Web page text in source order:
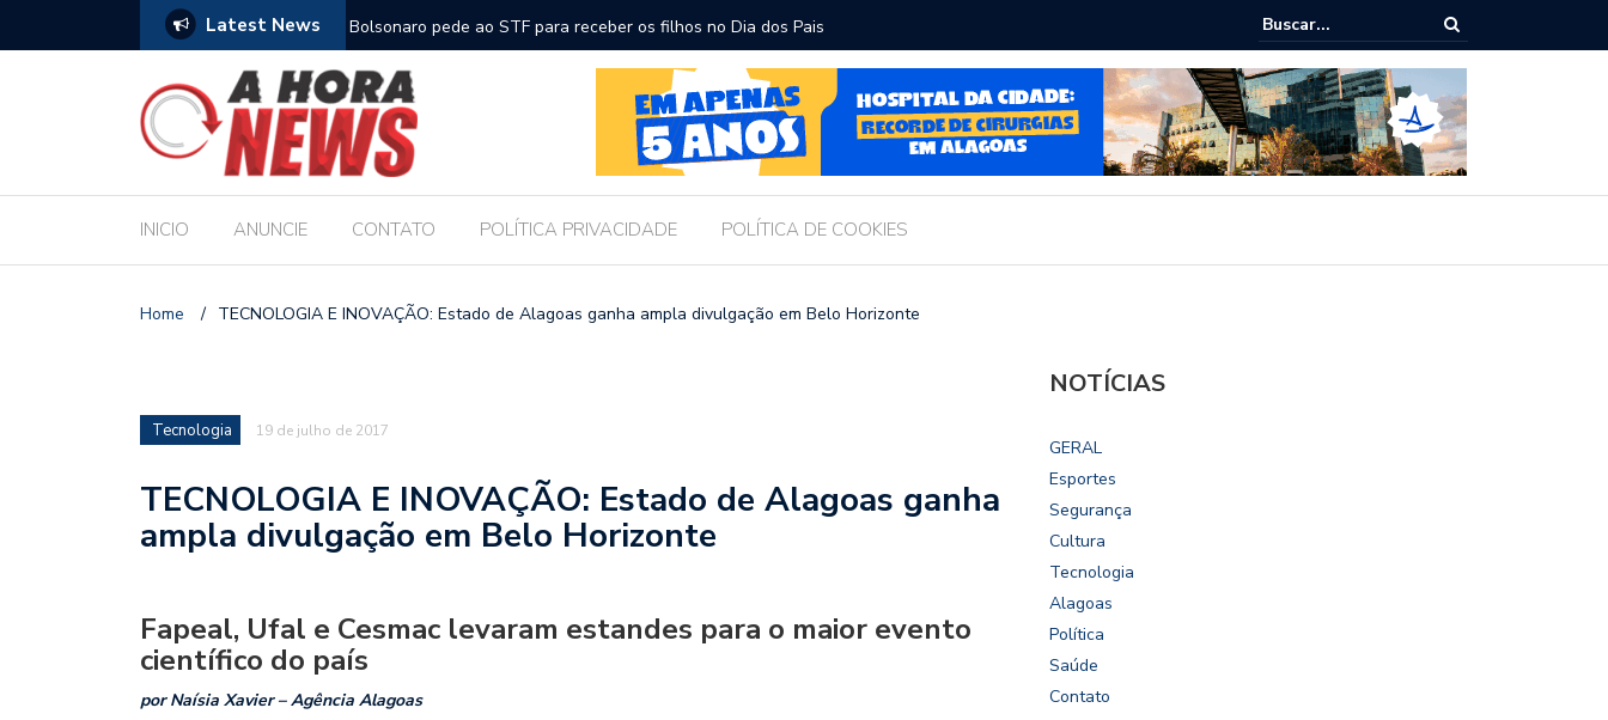
Latest News
com a Educação durante posse Bolsonaro pede ao STF para receber os filhos no Dia dos Pais
Câmara dialoga com UFAL e Faculdade de Coimbra sobre parcerias para
Legislativo
INICIO ANUNCIE CONTATO POLÍTICA PRIVACIDADE POLÍTICA DE COOKIES
Home / TECNOLOGIA E INOVAÇÃO: Estado de Alagoas ganha ampla divulgação em Belo Horizonte
Tecnologia 19 de julho de 2017
TECNOLOGIA E INOVAÇÃO: Estado de Alagoas ganha
ampla divulgação em Belo Horizonte
Fapeal, Ufal e Cesmac levaram estandes para o maior evento
científico do país
por Naísia Xavier – Agência Alagoas
NOTÍCIAS
GERAL
Esportes
Segurança
Cultura
Tecnologia
Alagoas
Política
Saúde
Contato